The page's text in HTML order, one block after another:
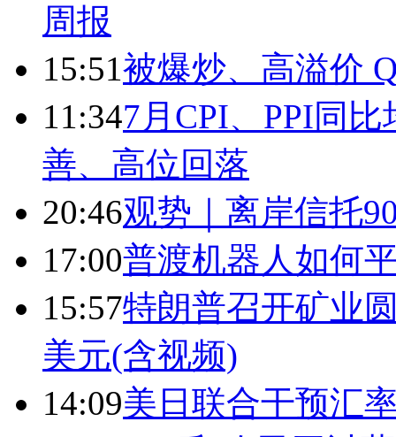
周报
15:51被爆炒、高溢价
11:347月CPI、PPI同
善、高位回落
20:46观势｜离岸信托
17:00普渡机器人如何
15:57特朗普召开矿业
美元(含视频)
14:09美日联合干预汇